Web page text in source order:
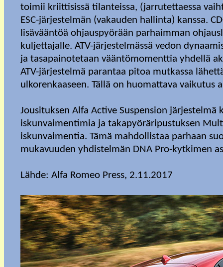
toimii kriittisissä tilanteissa, (jarrutettaessa
ESC-järjestelmän (vakauden hallinta) kanssa.
lisävääntöä ohjauspyörään parhaimman
kuljettajalle. ATV-järjestelmässä vedon
ja tasapainotetaan vääntömomenttia yhdellä
ATV-järjestelmä parantaa pitoa mutkassa
ulkorenkaaseen. Tällä on huomattava vaikutus
Jousituksen Alfa Active Suspension
iskunvaimentimia ja takapyöräripustuksen
iskunvaimentia. Tämä mahdollistaa parhaan
mukavuuden yhdistelmän DNA Pro-kytkimen
Lähde: Alfa Romeo Press, 2.11.2017